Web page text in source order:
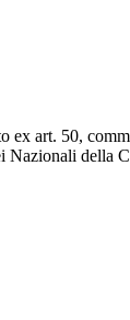
ex art. 50,
Nazionali della